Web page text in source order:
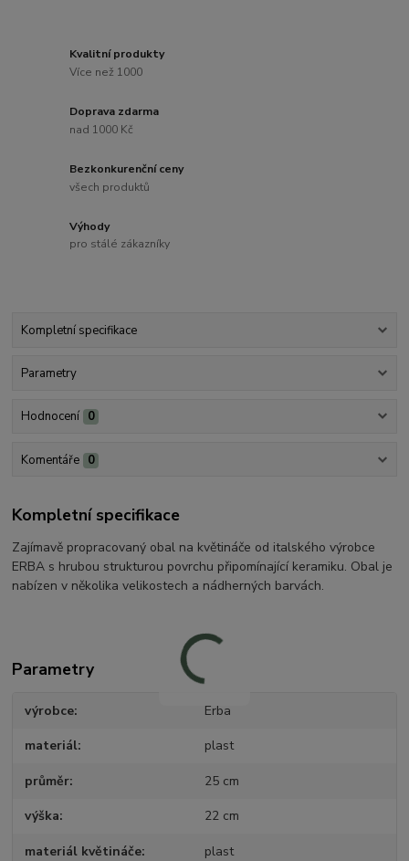
Kvalitní produkty
Více než 1000
Doprava zdarma
nad 1000 Kč
Bezkonkurenční ceny
všech produktů
Výhody
pro stálé zákazníky
Kompletní specifikace
Parametry
Hodnocení 0
Komentáře 0
Kompletní specifikace
Zajímavě propracovaný obal na květináče od italského výrobce
ERBA s hrubou strukturou povrchu připomínající keramiku. Obal je
nabízen v několika velikostech a nádherných barvách.
Parametry
výrobce Erba
materiál plast
průměr 25 cm
výška 22 cm
materiál květináče plast